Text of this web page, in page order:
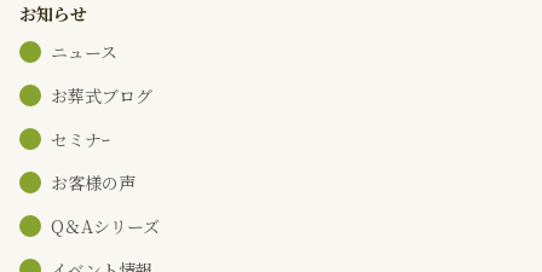
お知らせ
ニュース
お葬式ブログ
セミナｰ
お客様の声
Q＆Aシリーズ